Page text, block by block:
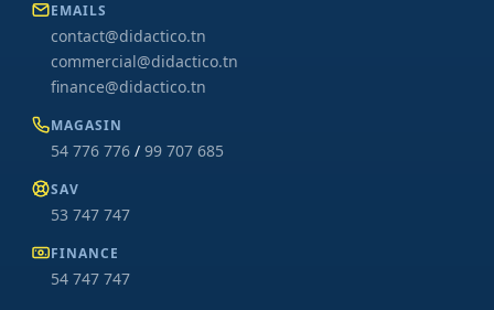
EMAILS
contact@didactico.tn
commercial@didactico.tn
finance@didactico.tn
MAGASIN
54 776 776 / 99 707 685
SAV
53 747 747
FINANCE
54 747 747